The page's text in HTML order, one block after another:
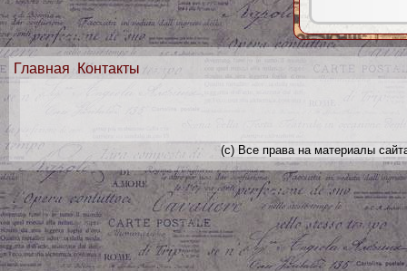
Главная Контакты
(с) Все права на материалы